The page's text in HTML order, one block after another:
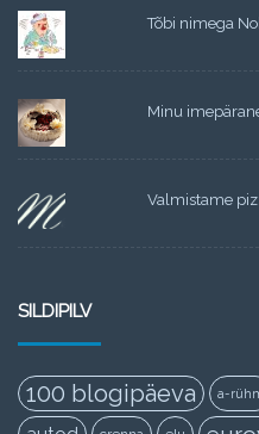
Tõbi nimega
Minu
Valmistame
SILDIPILV
100 blogipäeva a-